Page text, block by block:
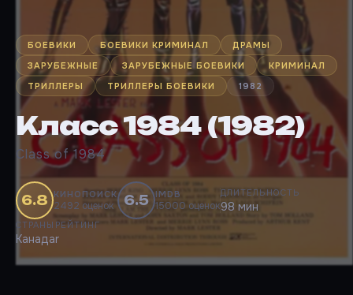
БОЕВИКИ БОЕВИКИ КРИМИНАЛ
ДРАМЫ
ЗАРУБЕЖНЫЕ
ЗАРУБЕЖНЫЕ БОЕВИКИ
КРИМИНАЛ
ТРИЛЛЕРЫ
ТРИЛЛЕРЫ БОЕВИКИ 1982
Класс 1984 (1982)
Class of 1984
6.8 КИНОПОИСК
2492 оценок 6.5 IMDB
15000 оценок
ДЛИТЕЛЬНОСТЬ
98 мин
СТРАНЫ
Канада
РЕЙТИНГ
r